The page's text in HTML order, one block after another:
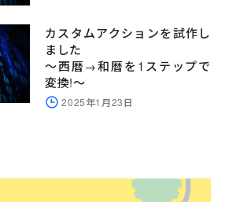
カスタムアクションを試作し
ました
～西暦→和暦を1ステップで
変換!～
2025年1月23日